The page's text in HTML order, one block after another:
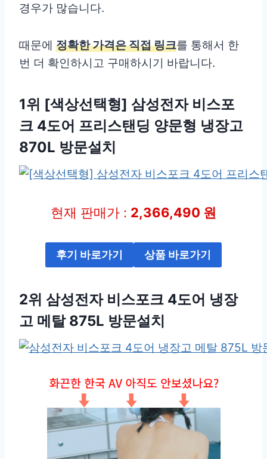
경우가 많습니다.
때문에 정확한 가격은 직접 링크를 통해서 한
번 더 확인하시고 구매하시기 바랍니다.
1위 [색상선택형] 삼성전자 비스포
크 4도어 프리스탠딩 양문형 냉장고
870L 방문설치
현재 판매가 : 2,366,490 원
후기 바로가기 상품 바로가기
2위 삼성전자 비스포크 4도어 냉장
고 메탈 875L 방문설치